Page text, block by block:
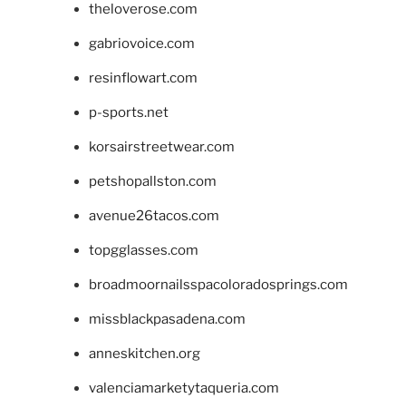
theloverose.com
gabriovoice.com
resinflowart.com
p-sports.net
korsairstreetwear.com
petshopallston.com
avenue26tacos.com
topgglasses.com
broadmoornailsspacoloradosprings.com
missblackpasadena.com
anneskitchen.org
valenciamarketytaqueria.com